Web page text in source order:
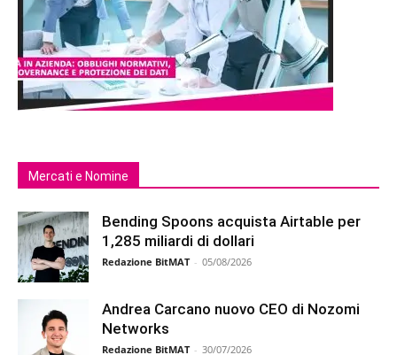
Mercati e Nomine
Bending Spoons acquista Airtable per
1,285 miliardi di dollari
Redazione BitMAT - 05/08/2026
Andrea Carcano nuovo CEO di Nozomi
Networks
Redazione BitMAT - 30/07/2026